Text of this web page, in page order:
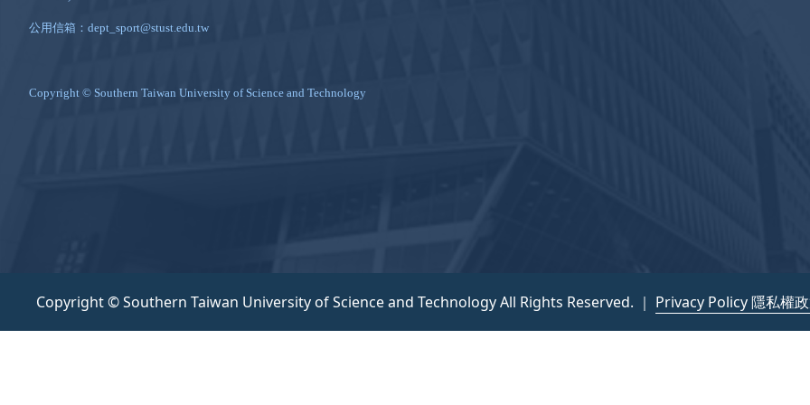
公用信箱：dept_sport@stust.edu.tw
Copyright © Southern Taiwan University of Science and Technology
Copyright © Southern Taiwan University of Science and Technology All Rights Reserved. ｜ Privacy Policy 隱私權